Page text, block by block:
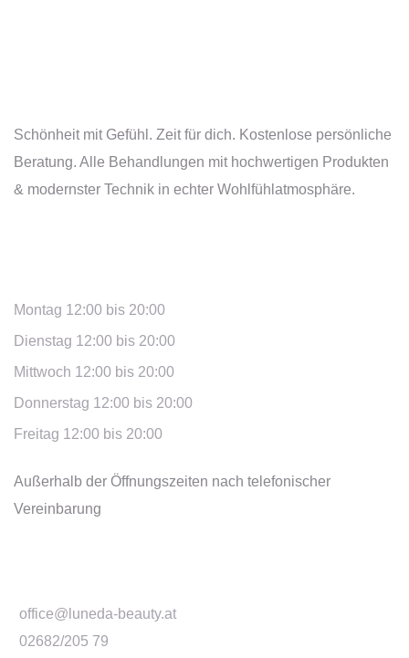
Schönheit mit Gefühl. Zeit für dich. Kostenlose persönliche
Beratung. Alle Behandlungen mit hochwertigen Produkten
& modernster Technik in echter Wohlfühlatmosphäre.
Montag 12:00 bis 20:00
Dienstag 12:00 bis 20:00
Mittwoch 12:00 bis 20:00
Donnerstag 12:00 bis 20:00
Freitag 12:00 bis 20:00
Außerhalb der Öffnungszeiten nach telefonischer
Vereinbarung
office@luneda-beauty.at
02682/205 79